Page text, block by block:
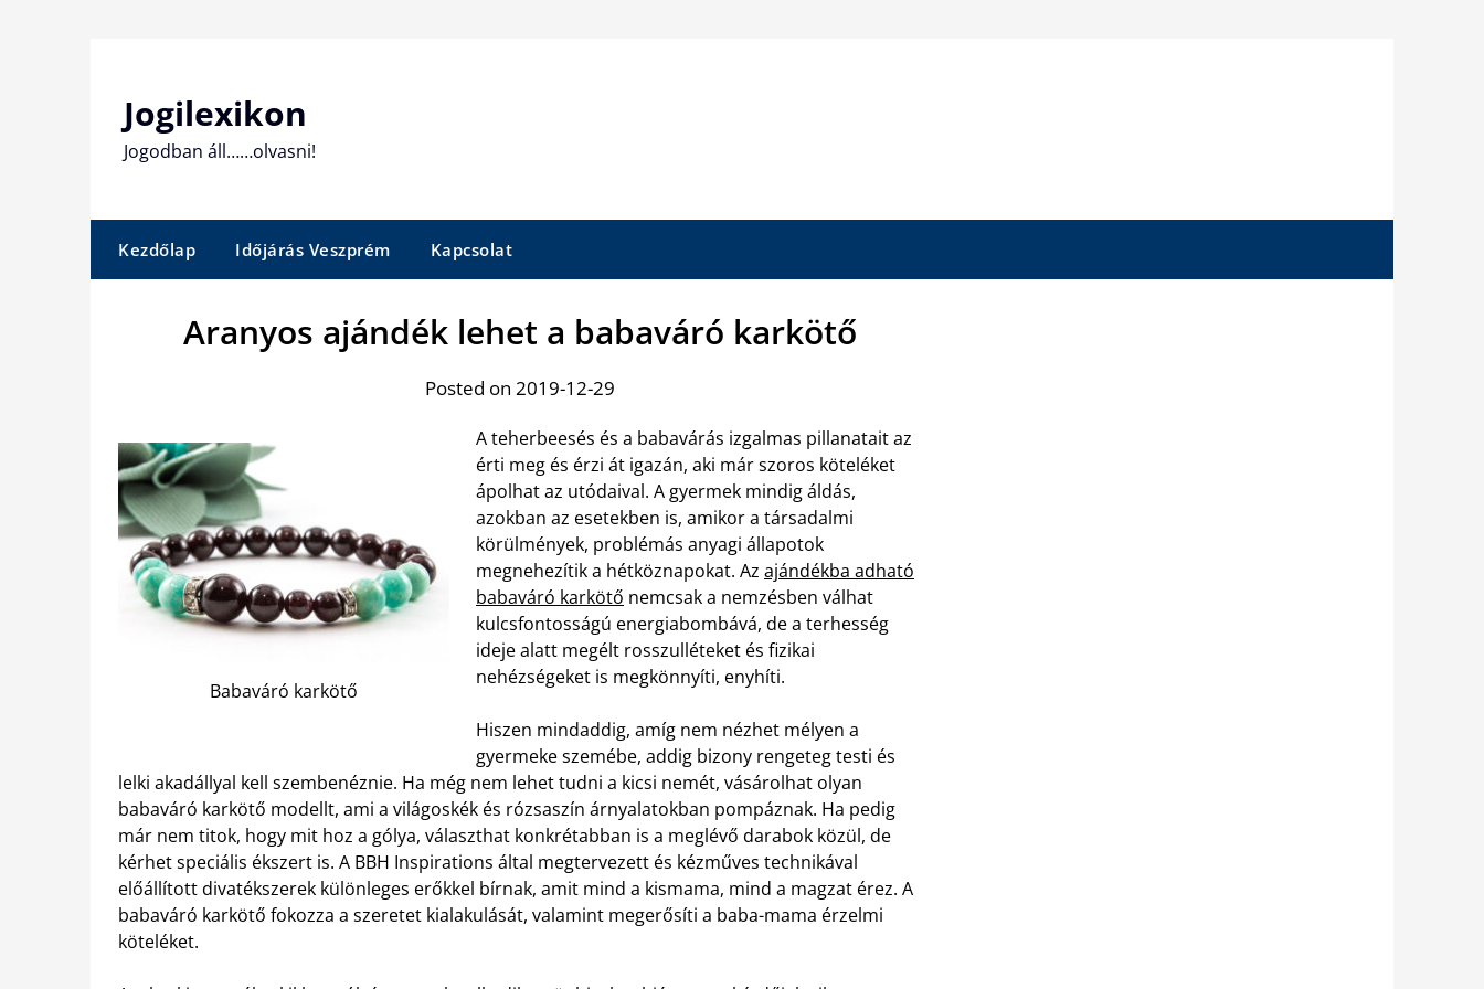
Jogilexikon
Jogodban áll……olvasni!
Kezdőlap Időjárás Veszprém Kapcsolat
Aranyos ajándék lehet a babaváró karkötő
Posted on 2019-12-29
Babaváró karkötő
A teherbeesés és a babavárás izgalmas pillanatait az
érti meg és érzi át igazán, aki már szoros köteléket
ápolhat az utódaival. A gyermek mindig áldás,
azokban az esetekben is, amikor a társadalmi
körülmények, problémás anyagi állapotok
megnehezítik a hétköznapokat. Az ajándékba adható
babaváró karkötő nemcsak a nemzésben válhat
kulcsfontosságú energiabombává, de a terhesség
ideje alatt megélt rosszulléteket és fizikai
nehézségeket is megkönnyíti, enyhíti.
Hiszen mindaddig, amíg nem nézhet mélyen a
gyermeke szemébe, addig bizony rengeteg testi és
lelki akadállyal kell szembenéznie. Ha még nem lehet tudni a kicsi nemét, vásárolhat olyan
babaváró karkötő modellt, ami a világoskék és rózsaszín árnyalatokban pompáznak. Ha pedig
már nem titok, hogy mit hoz a gólya, választhat konkrétabban is a meglévő darabok közül, de
kérhet speciális ékszert is. A BBH Inspirations által megtervezett és kézműves technikával
előállított divatékszerek különleges erőkkel bírnak, amit mind a kismama, mind a magzat érez. A
babaváró karkötő fokozza a szeretet kialakulását, valamint megerősíti a baba-mama érzelmi
köteléket.